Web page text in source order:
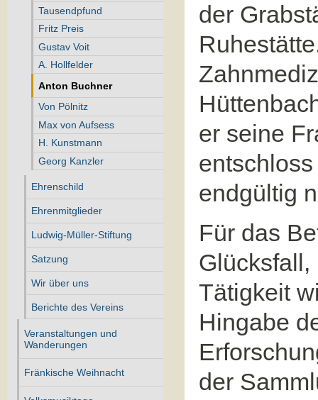
Tausendpfund
Fritz Preis
Gustav Voit
A. Hollfelder
Anton Buchner
Von Pölnitz
Max von Aufsess
H. Kunstmann
Georg Kanzler
Ehrenschild
Ehrenmitglieder
Ludwig-Müller-Stiftung
Satzung
Wir über uns
Berichte des Vereins
Veranstaltungen und
Wanderungen
Fränkische Weihnacht
der
er seine
endgültig
Für das
Tätigkeit
Hingabe
der